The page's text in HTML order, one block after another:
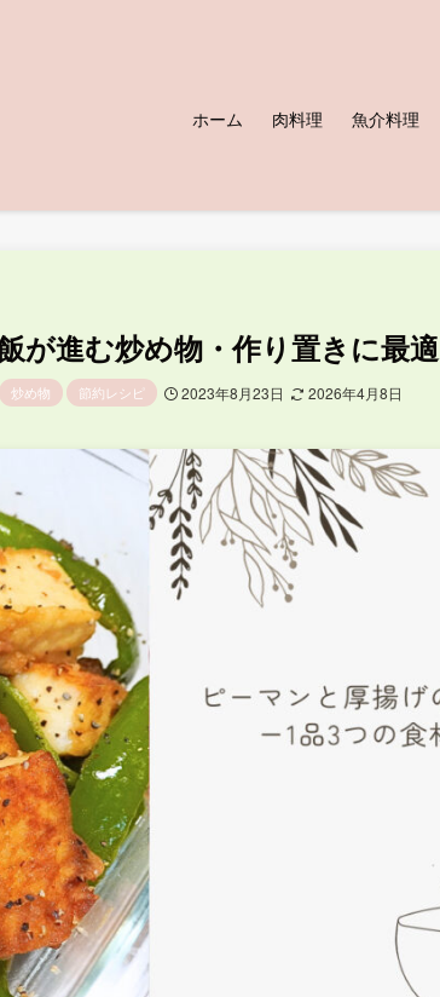
ホーム 肉料理 魚介料理
が進む炒め物・作り置きに最適
炒め物 節約レシピ 2023年8月23日 2026年4月8日